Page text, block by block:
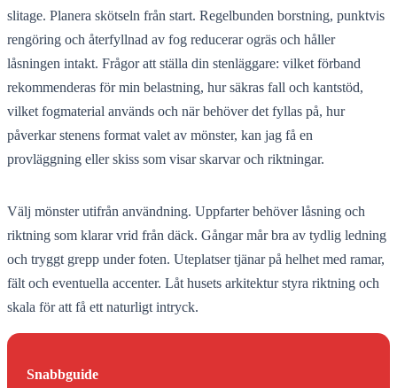
slitage. Planera skötseln från start. Regelbunden borstning, punktvis
rengöring och återfyllnad av fog reducerar ogräs och håller
låsningen intakt. Frågor att ställa din stenläggare: vilket förband
rekommenderas för min belastning, hur säkras fall och kantstöd,
vilket fogmaterial används och när behöver det fyllas på, hur
påverkar stenens format valet av mönster, kan jag få en
provläggning eller skiss som visar skarvar och riktningar.
Välj mönster utifrån användning. Uppfarter behöver låsning och
riktning som klarar vrid från däck. Gångar mår bra av tydlig ledning
och tryggt grepp under foten. Uteplatser tjänar på helhet med ramar,
fält och eventuella accenter. Låt husets arkitektur styra riktning och
skala för att få ett naturligt intryck.
Snabbguide